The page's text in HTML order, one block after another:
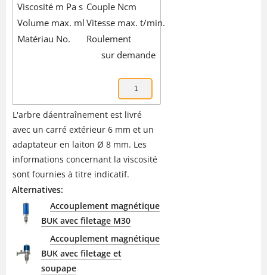
Viscosité m Pa s Couple Ncm
Volume max. ml Vitesse max. t/min.
Matériau No.
Roulement
sur demande
L'arbre dáentraînement est livré
avec un carré extérieur 6 mm et un
adaptateur en laiton Ø 8 mm. Les
informations concernant la viscosité
sont fournies à titre indicatif.
Alternatives:
Accouplement magnétique
BUK avec filetage M30
Accouplement magnétique
BUK avec filetage et
soupape